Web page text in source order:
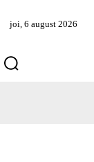
joi, 6 august 2026